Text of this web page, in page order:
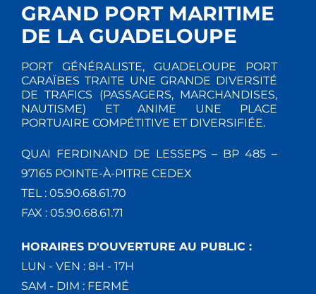
GRAND PORT MARITIME
DE LA GUADELOUPE
PORT GÉNÉRALISTE, GUADELOUPE PORT
CARAÏBES TRAITE UNE GRANDE DIVERSITÉ
DE TRAFICS (PASSAGERS, MARCHANDISES,
NAUTISME) ET ANIME UNE PLACE
PORTUAIRE COMPÉTITIVE ET DIVERSIFIÉE.
QUAI FERDINAND DE LESSEPS – BP 485 –
97165 POINTE-À-PITRE CEDEX
TEL : 05.90.68.61.70
FAX : 05.90.68.61.71
HORAIRES D'OUVERTURE AU PUBLIC :
LUN - VEN : 8H - 17H
SAM - DIM : FERMÉ